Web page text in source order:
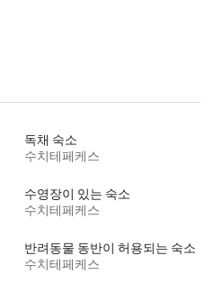
독채 숙소
수치테페케스
수영장이 있는 숙소
수치테페케스
반려동물 동반이 허용되는 숙소
수치테페케스